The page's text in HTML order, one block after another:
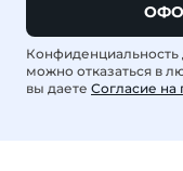
Конфиденциальность
можно отказаться в
вы даете Согласие на